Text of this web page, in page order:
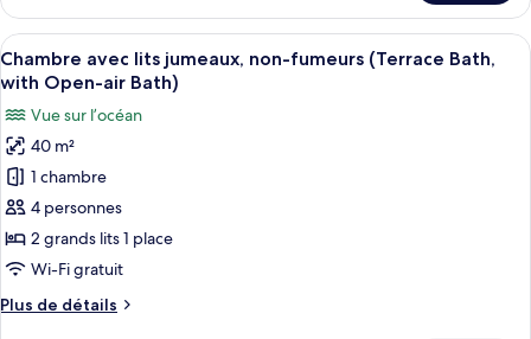
lits
jumeaux,
non-
fumeurs
le
type
de
chambre
Chambre
Majestueuse
avec
lits
jumeaux,
non-
Afficher
toutes
photos
pour
ce
type
de
chambre :
avec
Une chambre d’hôtel au design
12
Chambre avec lits jumeaux, non-fumeurs (Terrace Bath,
with Open-air Bath)
Vue sur l’océan
40 m²
1 chambre
4 personnes
2 grands lits 1 place
Wi-Fi gratuit
Plus de détails
Plus